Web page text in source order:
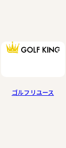
ゴルフリユース